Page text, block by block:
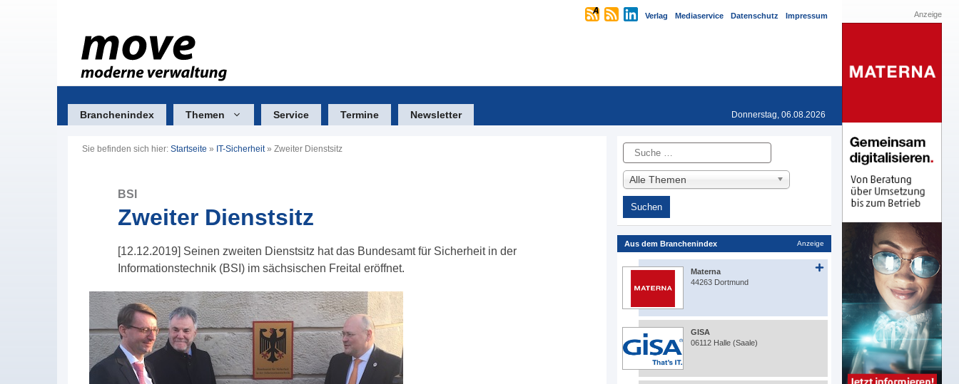
Verlag Mediaservice Datenschutz Impressum
Branchenindex Themen Service Termine Newsletter Donnerstag, 06.08.2026
Sie befinden sich hier: Startseite » IT-Sicherheit» Zweiter Dienstsitz
BSI
Zweiter Dienstsitz
[12.12.2019] Seinen zweiten Dienstsitz hat das Bundesamt für Sicherheit in der
Informationstechnik (BSI) im sächsischen Freital eröffnet.
Suche
Alle Themen
Aus dem Branchenindex Anzeige
Materna
44263 Dortmund
GISA
06112 Halle (Saale)
Anzeige